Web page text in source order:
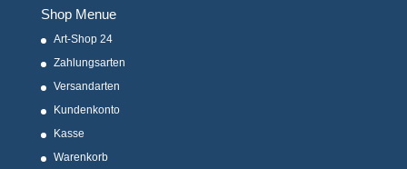
Shop Menue
Art-Shop 24
Zahlungsarten
Versandarten
Kundenkonto
Kasse
Warenkorb